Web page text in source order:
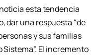
esta tendencia
dar una respuesta “de
y sus familias
El incremento